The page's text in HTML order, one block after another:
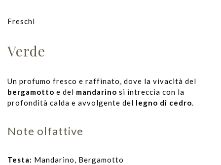
Freschi
Verde
Un profumo fresco e raffinato, dove la vivacità del
bergamotto e del mandarino si intreccia con la
profondità calda e avvolgente del legno di cedro
Note olfattive
Testa: Mandarino, Bergamotto